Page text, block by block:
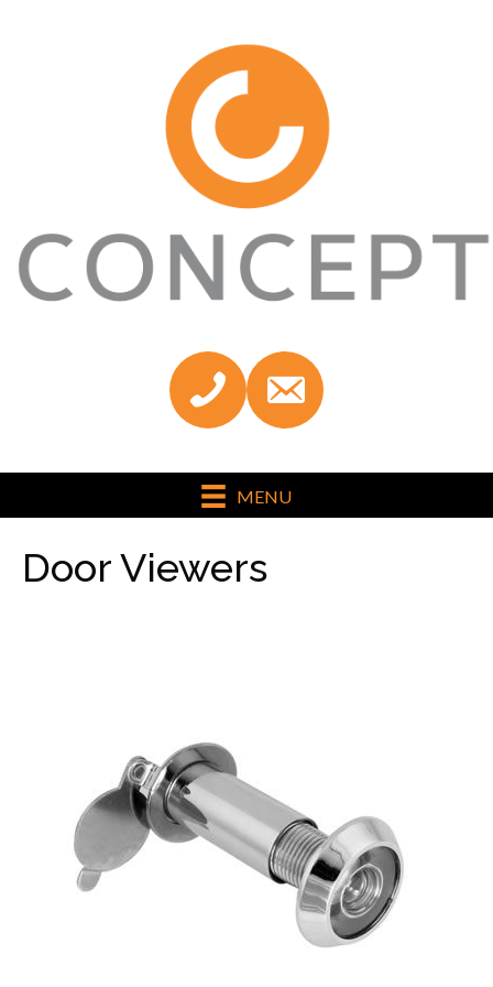
MENU
Door Viewers